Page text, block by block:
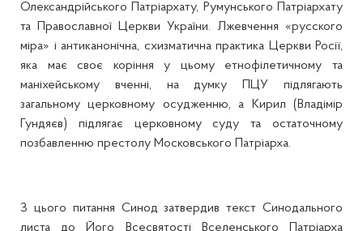
Олександрійського Патріархату, Румунського Патріархату
та Православної Церкви України. Лжевчення «русского
міра» і антиканонічна, схизматична практика Церкви Росії,
яка має своє коріння у цьому етнофілетичному та
маніхейському вченні, на думку ПЦУ підлягають
загальному церковному осудженню, а Кирил (Владімір
Гундяєв) підлягає церковному суду та остаточному
позбавленню престолу Московського Патріарха.
З цього питання Синод затвердив текст Синодального
листа до Його Всесвятості Вселенського Патріарха